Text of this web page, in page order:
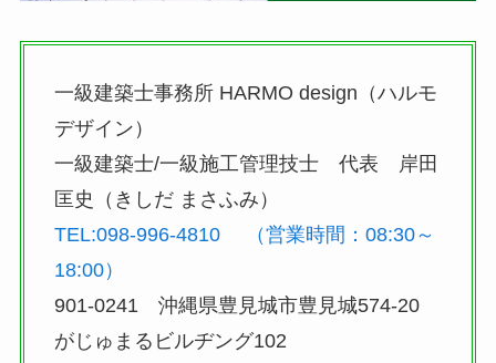
一級建築士事務所 HARMO design（ハルモ
デザイン）
一級建築士/一級施工管理技士 代表 岸田
匡史（きしだ まさふみ）
TEL:098-996-4810 （営業時間：08:30～
18:00）
901-0241 沖縄県豊見城市豊見城574-20
がじゅまるビルヂング102